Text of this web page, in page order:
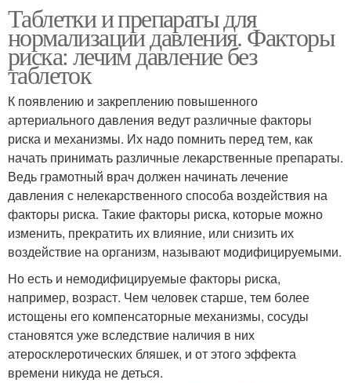
Таблетки и препараты для
нормализации давления. Факторы
риска: лечим давление без
таблеток
К появлению и закреплению повышенного
артериального давления ведут различные факторы
риска и механизмы. Их надо помнить перед тем, как
начать принимать различные лекарственные препараты.
Ведь грамотный врач должен начинать лечение
давления с нелекарственного способа воздействия на
факторы риска. Такие факторы риска, которые можно
изменить, прекратить их влияние, или снизить их
воздействие на организм, называют модифицируемыми.
Но есть и немодифицируемые факторы риска,
например, возраст. Чем человек старше, тем более
истощены его компенсаторные механизмы, сосуды
становятся уже вследствие наличия в них
атеросклеротических бляшек, и от этого эффекта
времени никуда не деться.